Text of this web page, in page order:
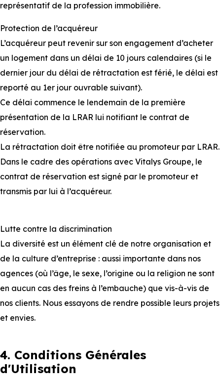
représentatif de la profession immobilière.
Protection de l’acquéreur
L’acquéreur peut revenir sur son engagement d’acheter
un logement dans un délai de 10 jours calendaires (si le
dernier jour du délai de rétractation est férié, le délai est
reporté au 1er jour ouvrable suivant).
Ce délai commence le lendemain de la première
présentation de la LRAR lui notifiant le contrat de
réservation.
La rétractation doit être notifiée au promoteur par LRAR.
Dans le cadre des opérations avec Vitalys Groupe, le
contrat de réservation est signé par le promoteur et
transmis par lui à l’acquéreur.
Lutte contre la discrimination
La diversité est un élément clé de notre organisation et
de la culture d’entreprise : aussi importante dans nos
agences (où l’âge, le sexe, l’origine ou la religion ne sont
en aucun cas des freins à l’embauche) que vis-à-vis de
nos clients. Nous essayons de rendre possible leurs projets
et envies.
4. Conditions Générales
d'Utilisation